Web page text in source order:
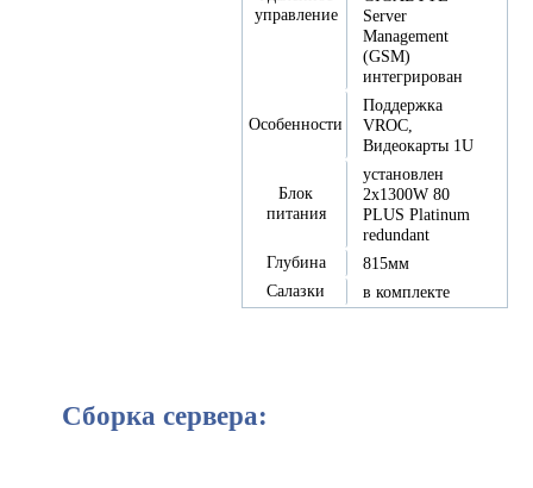
управление
Server
Management
(GSM)
интегрирован
Особенности
Поддержка
VROC,
Видеокарты 1U
Блок
питания
установлен
2x1300W 80
PLUS Platinum
redundant
Глубина
815мм
Салазки
в комплекте
Сборка сервера: